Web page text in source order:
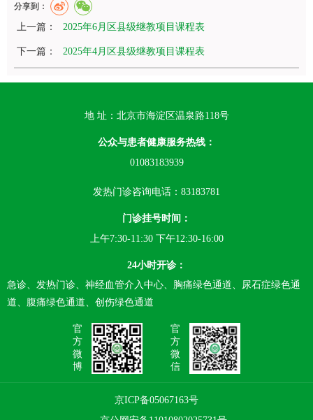
分享到：
上一篇： 2025年6月区县级继教项目课程表
下一篇： 2025年4月区县级继教项目课程表
地 址：北京市海淀区温泉路118号
公众与患者健康服务热线：
01083183939
发热门诊咨询电话：83183781
门诊挂号时间：
上午7:30-11:30 下午12:30-16:00
24小时开诊：
急诊、发热门诊、神经血管介入中心、胸痛绿色通道、尿石症绿色通
道、腹痛绿色通道、创伤绿色通道
官
方
微
博
官
方
微
信
京ICP备05067163号